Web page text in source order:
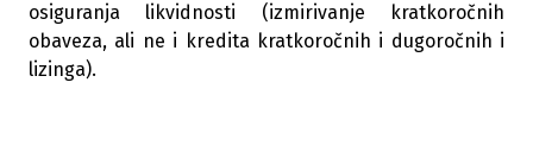
osiguranja likvidnosti (izmirivanje kratkoročnih
obaveza, ali ne i kredita kratkoročnih i dugoročnih i
lizinga).